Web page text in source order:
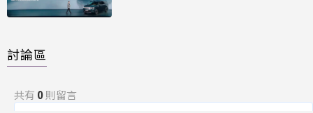
討論區
共有 0則留言